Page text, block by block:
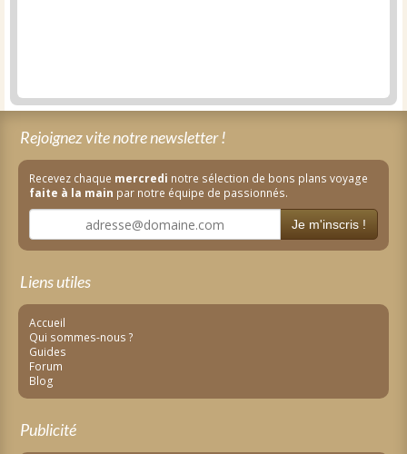
Rejoignez vite notre newsletter !
Recevez chaque mercredi notre sélection de bons plans voyage
faite à la main par notre équipe de passionnés.
Je m'inscris !
Liens utiles
Accueil
Qui sommes-nous ?
Guides
Forum
Blog
Publicité